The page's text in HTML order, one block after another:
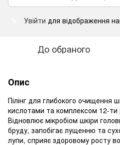
Увійти для відображення
До обраного
Опис
Пілінг для глибокого очищення
кислотами та комплексом 12-ти
Відновлює мікробіом шкіри
бруду, запобігає лущенню та
лупи, сприяє здоровому росту